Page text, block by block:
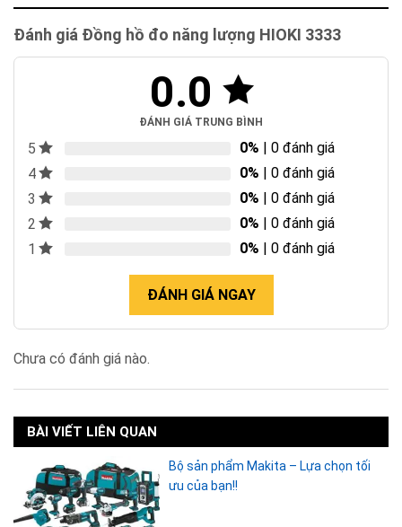
Đánh giá Đồng hồ đo năng lượng HIOKI 3333
0.0
ĐÁNH GIÁ TRUNG BÌNH
5 0% | 0 đánh giá
4
0% | 0 đánh giá
3
0% | 0 đánh giá
2
0% | 0 đánh giá
1
0% | 0 đánh giá
ĐÁNH GIÁ NGAY
Chưa có đánh giá nào.
BÀI VIẾT LIÊN QUAN
Bộ sản phẩm Makita – Lựa chọn tối
ưu của bạn!!